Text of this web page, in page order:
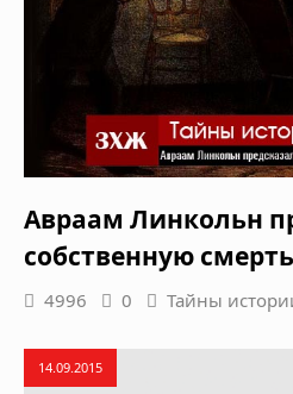
Авраам Линкольн
собственную
4996 0 Тайны
14.09.2015